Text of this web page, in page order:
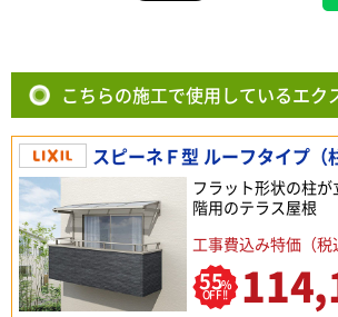
こちらの施工で使用しているエク
スピーネＦ型 ルーフタイプ（
フラット形状の柱が
階用のテラス屋根
工事費込み特価（税
55%
OFF!!